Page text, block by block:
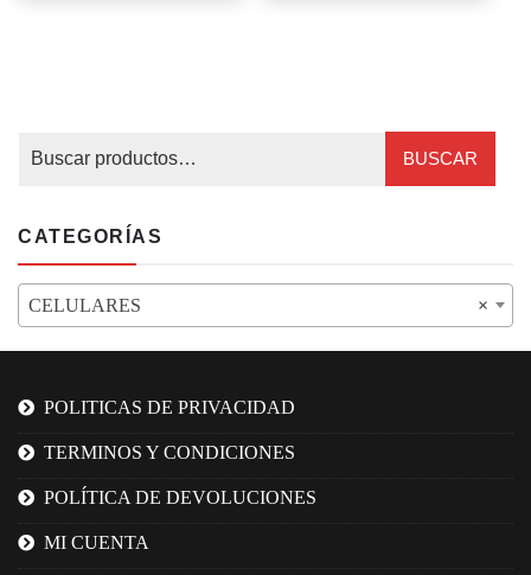
BUSCAR
CATEGORÍAS
×
CELULARES
POLITICAS DE PRIVACIDAD
TERMINOS Y CONDICIONES
POLÍTICA DE DEVOLUCIONES
MI CUENTA